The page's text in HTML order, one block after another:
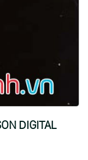
Light Of The
DIGITAL